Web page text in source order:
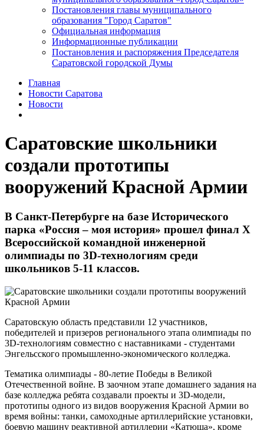
Постановления главы муниципального
образования "Город Саратов"
Официальная информация
Информационные публикации
Постановления и распоряжения Председателя
Саратовской городской Думы
Главная
Новости Саратова
Новости
Саратовские школьники
создали прототипы
вооружений Красной Армии
В Санкт-Петербурге на базе Исторического
парка «Россия – моя история» прошел финал X
Всероссийской командной инженерной
олимпиады по 3D-технологиям среди
школьников 5-11 классов.
Саратовскую область представили 12 участников,
победителей и призеров регионального этапа олимпиады по
3D-технологиям совместно с наставниками - студентами
Энгельсского промышленно-экономического колледжа.
Тематика олимпиады - 80-летие Победы в Великой
Отечественной войне. В заочном этапе домашнего задания на
базе колледжа ребята создавали проекты и 3D-модели,
прототипы одного из видов вооружения Красной Армии во
время войны: танки, самоходные артиллерийские установки,
боевую машину реактивной артиллерии «Катюша», кроме